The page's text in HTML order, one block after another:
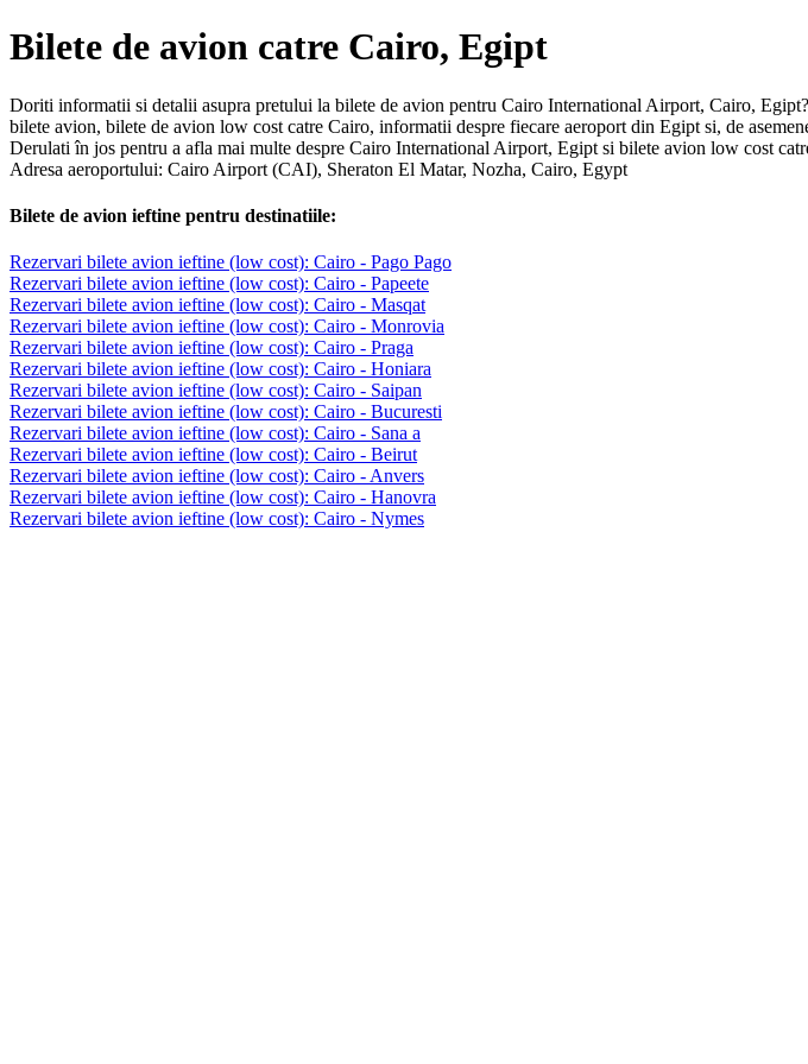
Bilete de avion catre Cairo, Egipt
Doriti informatii si detalii asupra pretului la bilete de avion pentru Cairo International Airport, Cairo,
bilete avion, bilete de avion low cost catre Cairo, informatii despre fiecare aeroport din Egipt si, de
Derulati în jos pentru a afla mai multe despre Cairo International Airport, Egipt si bilete avion low cost
Adresa aeroportului: Cairo Airport (CAI), Sheraton El Matar, Nozha, Cairo, Egypt
Bilete de avion ieftine pentru destinatiile:
Rezervari bilete avion ieftine (low cost): Cairo - Pago Pago
Rezervari bilete avion ieftine (low cost): Cairo - Papeete
Rezervari bilete avion ieftine (low cost): Cairo - Masqat
Rezervari bilete avion ieftine (low cost): Cairo - Monrovia
Rezervari bilete avion ieftine (low cost): Cairo - Praga
Rezervari bilete avion ieftine (low cost): Cairo - Honiara
Rezervari bilete avion ieftine (low cost): Cairo - Saipan
Rezervari bilete avion ieftine (low cost): Cairo - Bucuresti
Rezervari bilete avion ieftine (low cost): Cairo - Sana a
Rezervari bilete avion ieftine (low cost): Cairo - Beirut
Rezervari bilete avion ieftine (low cost): Cairo - Anvers
Rezervari bilete avion ieftine (low cost): Cairo - Hanovra
Rezervari bilete avion ieftine (low cost): Cairo - Nymes